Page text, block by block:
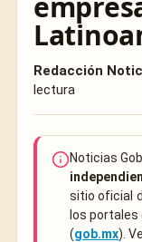
Redacción
lectura
Noticias
sitio oficial
los portales
(gob.mx).